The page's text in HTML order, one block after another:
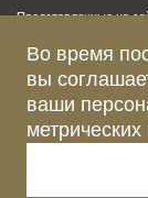
Во время
вы
ваши
Представленные на
быть изменены в
подробной
обращаться к
Зарегистрированное
Адрес Ш.